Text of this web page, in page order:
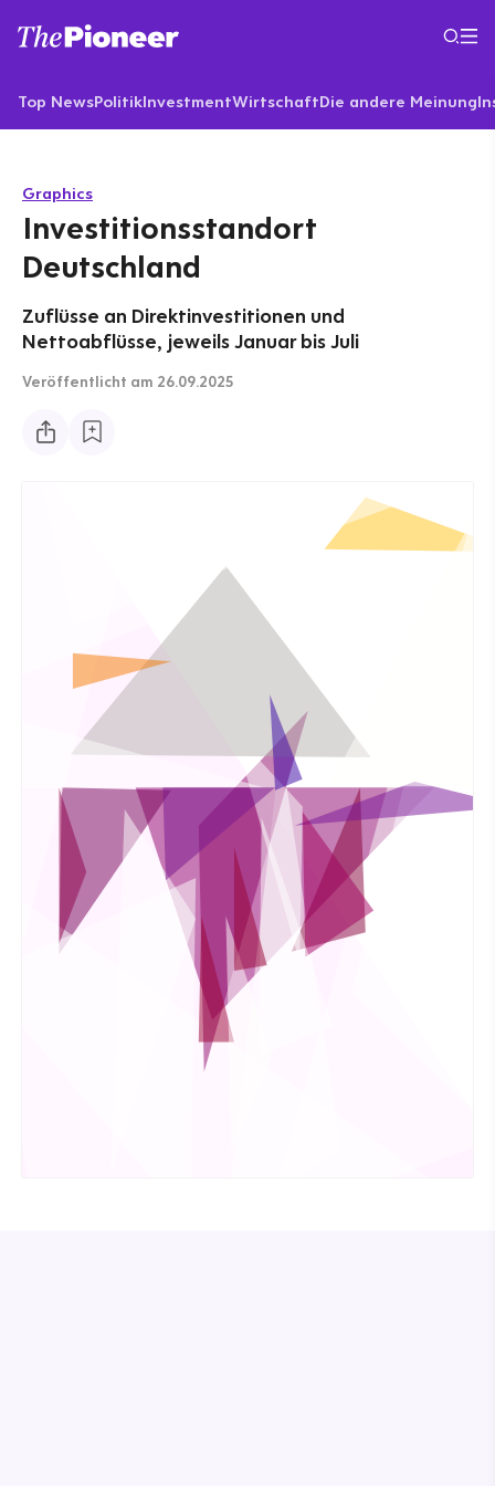
Top NewsPolitikInvestmentWirtschaftDie andere Meinung
Graphics
Investitionsstandort
Deutschland
Zuflüsse an Direktinvestitionen und
Nettoabflüsse, jeweils Januar bis Juli
Veröffentlicht am 26.09.2025